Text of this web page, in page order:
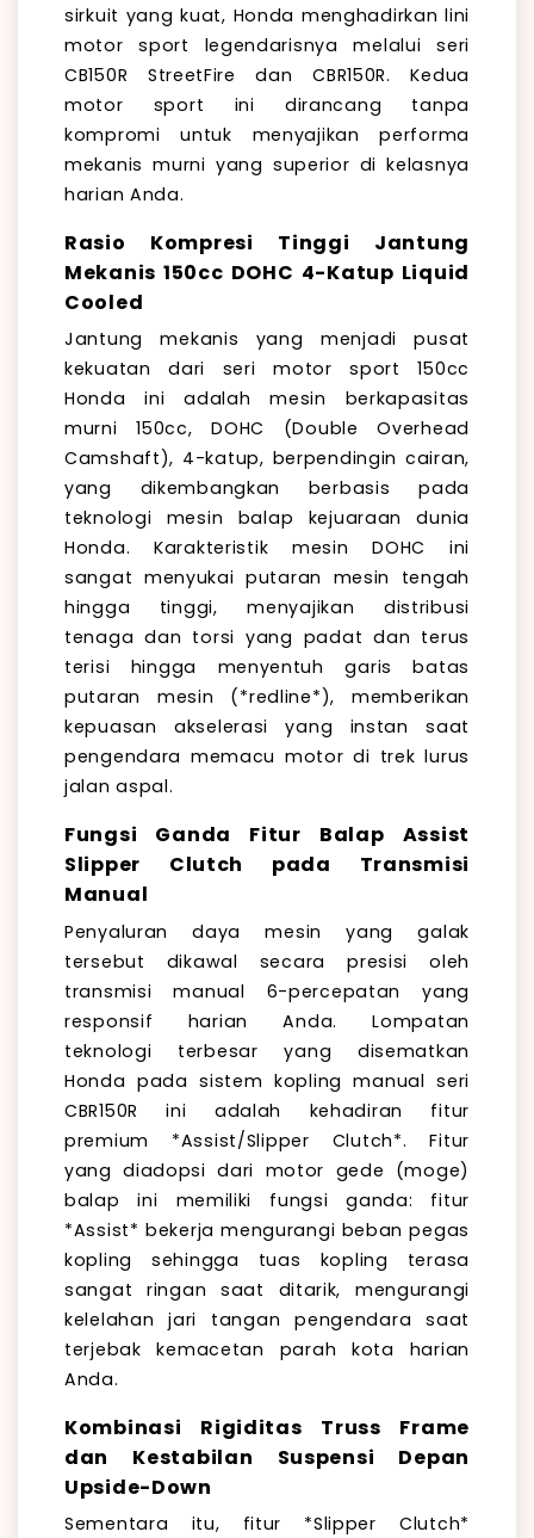
sirkuit yang kuat, Honda menghadirkan lini
motor sport legendarisnya melalui seri
CB150R StreetFire dan CBR150R. Kedua
motor sport ini dirancang tanpa
kompromi untuk menyajikan performa
mekanis murni yang superior di kelasnya
harian Anda.
Rasio Kompresi Tinggi Jantung
Mekanis 150cc DOHC 4-Katup Liquid
Cooled
Jantung mekanis yang menjadi pusat
kekuatan dari seri motor sport 150cc
Honda ini adalah mesin berkapasitas
murni 150cc, DOHC (Double Overhead
Camshaft), 4-katup, berpendingin cairan,
yang dikembangkan berbasis pada
teknologi mesin balap kejuaraan dunia
Honda. Karakteristik mesin DOHC ini
sangat menyukai putaran mesin tengah
hingga tinggi, menyajikan distribusi
tenaga dan torsi yang padat dan terus
terisi hingga menyentuh garis batas
putaran mesin (*redline*), memberikan
kepuasan akselerasi yang instan saat
pengendara memacu motor di trek lurus
jalan aspal.
Fungsi Ganda Fitur Balap Assist
Slipper Clutch pada Transmisi
Manual
Penyaluran daya mesin yang galak
tersebut dikawal secara presisi oleh
transmisi manual 6-percepatan yang
responsif harian Anda. Lompatan
teknologi terbesar yang disematkan
Honda pada sistem kopling manual seri
CBR150R ini adalah kehadiran fitur
premium *Assist/Slipper Clutch*. Fitur
yang diadopsi dari motor gede (moge)
balap ini memiliki fungsi ganda: fitur
*Assist* bekerja mengurangi beban pegas
kopling sehingga tuas kopling terasa
sangat ringan saat ditarik, mengurangi
kelelahan jari tangan pengendara saat
terjebak kemacetan parah kota harian
Anda.
Kombinasi Rigiditas Truss Frame
dan Kestabilan Suspensi Depan
Upside-Down
Sementara itu, fitur *Slipper Clutch*